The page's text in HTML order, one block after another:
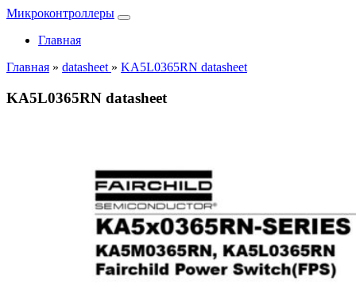
Микроконтроллеры
Главная
Главная » datasheet » KA5L0365RN datasheet
KA5L0365RN datasheet